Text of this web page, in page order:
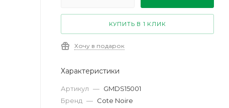
КУПИТЬ В 1 КЛИК
Хочу в подарок
Характеристики
Артикул — GMDS15001
Бренд — Cote Noire